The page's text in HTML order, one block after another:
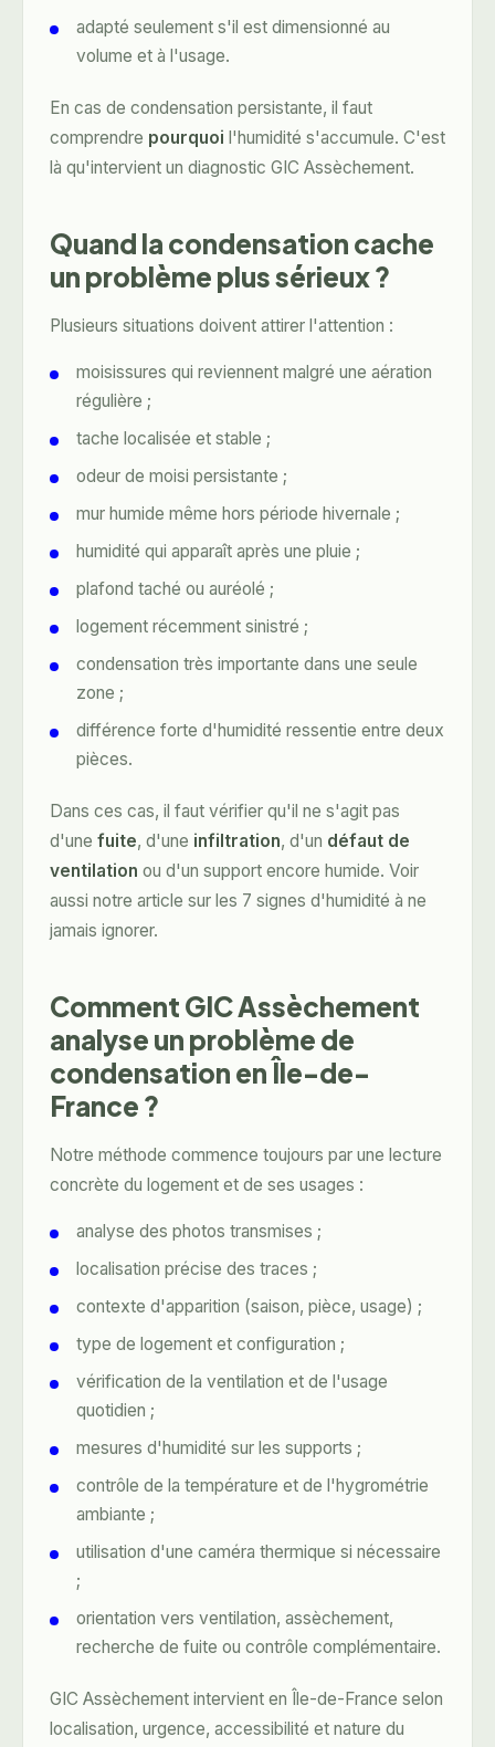
adapté seulement s'il est dimensionné au
volume et à l'usage.
En cas de condensation persistante, il faut
comprendre pourquoi l'humidité s'accumule. C'est
là qu'intervient un diagnostic GIC Assèchement.
Quand la condensation cache
un problème plus sérieux ?
Plusieurs situations doivent attirer l'attention :
moisissures qui reviennent malgré une aération
régulière ;
tache localisée et stable ;
odeur de moisi persistante ;
mur humide même hors période hivernale ;
humidité qui apparaît après une pluie ;
plafond taché ou auréolé ;
logement récemment sinistré ;
condensation très importante dans une seule
zone ;
différence forte d'humidité ressentie entre deux
pièces.
Dans ces cas, il faut vérifier qu'il ne s'agit pas
d'une fuite, d'une infiltration, d'un défaut de
ventilation ou d'un support encore humide. Voir
aussi notre article sur les 7 signes d'humidité à ne
jamais ignorer.
Comment GIC Assèchement
analyse un problème de
condensation en Île-de-
France ?
Notre méthode commence toujours par une lecture
concrète du logement et de ses usages :
analyse des photos transmises ;
localisation précise des traces ;
contexte d'apparition (saison, pièce, usage) ;
type de logement et configuration ;
vérification de la ventilation et de l'usage
quotidien ;
mesures d'humidité sur les supports ;
contrôle de la température et de l'hygrométrie
ambiante ;
utilisation d'une caméra thermique si nécessaire
;
orientation vers ventilation, assèchement,
recherche de fuite ou contrôle complémentaire.
GIC Assèchement intervient en Île-de-France selon
localisation, urgence, accessibilité et nature du